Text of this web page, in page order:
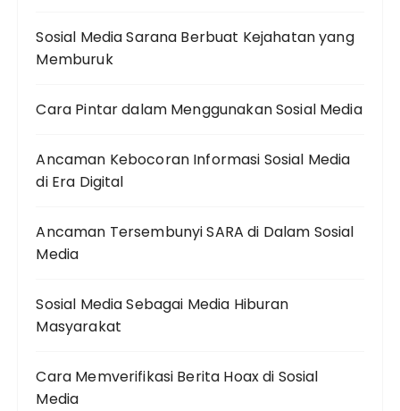
Sosial Media Sarana Berbuat Kejahatan yang
Memburuk
Cara Pintar dalam Menggunakan Sosial Media
Ancaman Kebocoran Informasi Sosial Media
di Era Digital
Ancaman Tersembunyi SARA di Dalam Sosial
Media
Sosial Media Sebagai Media Hiburan
Masyarakat
Cara Memverifikasi Berita Hoax di Sosial
Media